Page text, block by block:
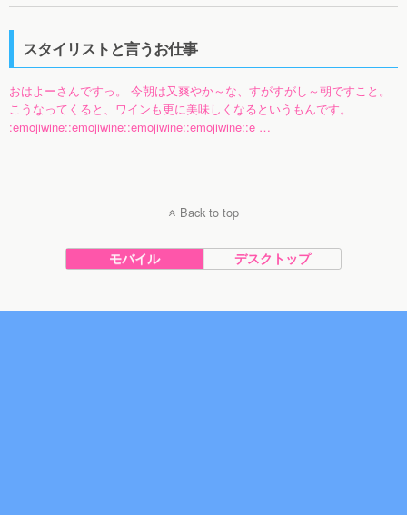
スタイリストと言うお仕事
おはよーさんですっ。 今朝は又爽やか～な、すがすがし～朝ですこと。
こうなってくると、ワインも更に美味しくなるというもんです。
:emojiwine::emojiwine::emojiwine::emojiwine::e …
Back to top
モバイル デスクトップ